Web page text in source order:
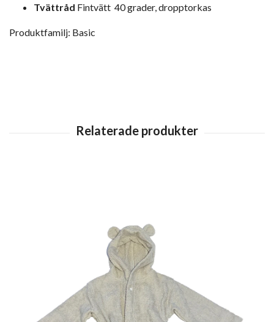
Tvättråd Fintvätt 40 grader, dropptorkas
Produktfamilj: Basic